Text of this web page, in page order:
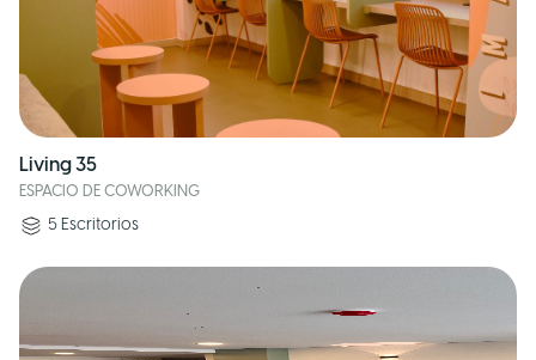
Living 35
ESPACIO DE COWORKING
5 Escritorios